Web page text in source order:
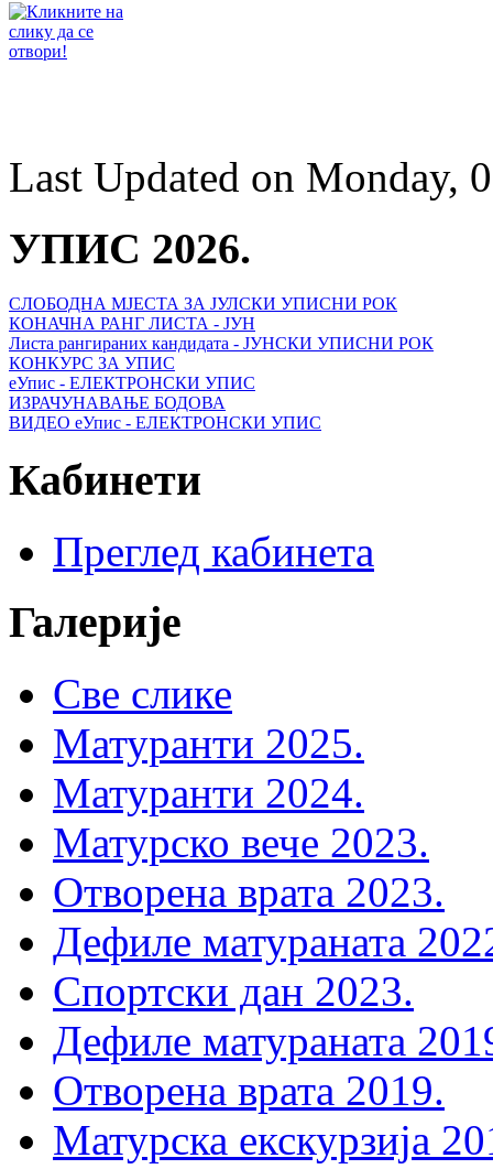
Last Updated on Monday,
УПИС 2026.
СЛОБОДНА МЈЕСТА ЗА ЈУЛСКИ УПИСНИ РОК
КОНАЧНА РАНГ ЛИСТА - ЈУН
Листа рангираних кандидата - ЈУНСКИ УПИСНИ РОК
КОНКУРС ЗА УПИС
еУпис - ЕЛЕКТРОНСКИ УПИС
ИЗРАЧУНАВАЊЕ БОДОВА
ВИДЕО еУпис - ЕЛЕКТРОНСКИ УПИС
Кабинети
Преглед кабинета
Галерије
Све слике
Матуранти 2025.
Матуранти 2024.
Матурско вече 2023.
Отворена врата 2023.
Дефиле матураната
Спортски дан 2023.
Дефиле матураната
Отворена врата 2019.
Матурска екскурзија